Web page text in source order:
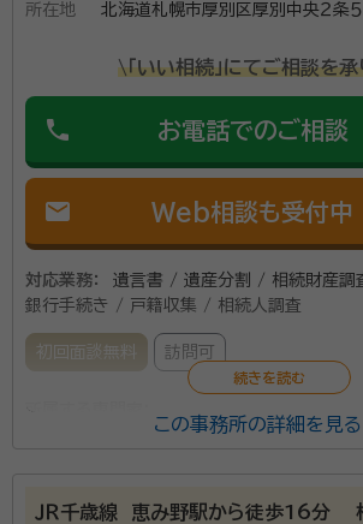
所在地
北海道札幌市厚別区厚別中央２条５丁
\「いい相続」にてご相談を
phone お電話でのご相談
mail Web相談も受付中
対応業務：
遺言書 / 遺産分割 / 相続財産
銀行手続き / 戸籍収集 / 相続人調査
初回面談無料 訪問可
資格等：行政書士
この事務所の詳細を見る
ＪＲ千歳線 恵み野駅から徒歩16分